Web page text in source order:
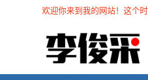
欢迎你来到我的网站！这个